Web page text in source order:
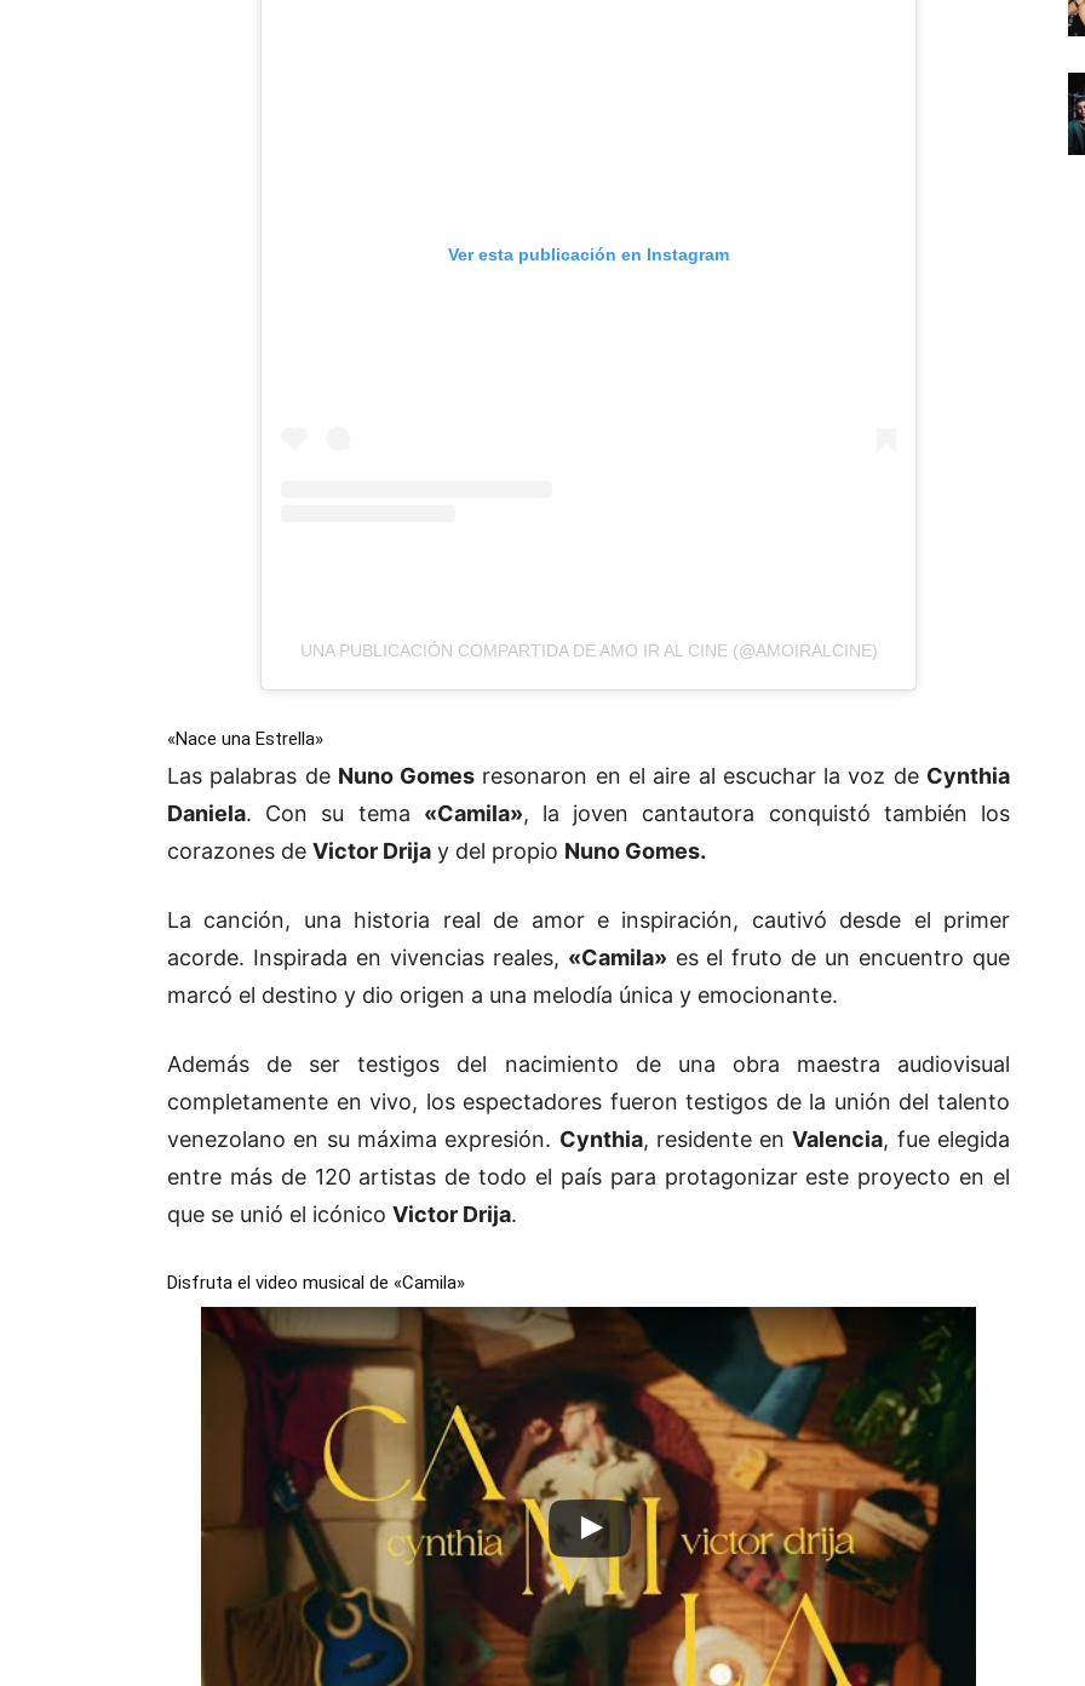
Ver esta publicación en Instagram
UNA PUBLICACIÓN COMPARTIDA DE AMO IR AL CINE (@AMOIRALCINE)
«Nace una Estrella»
Las palabras de Nuno Gomes resonaron en el aire al escuchar la voz de Cynthia
Daniela. Con su tema «Camila», la joven cantautora conquistó también los
corazones de Victor Drija y del propio Nuno Gomes.
La canción, una historia real de amor e inspiración, cautivó desde el primer
acorde. Inspirada en vivencias reales, «Camila»es el fruto de un encuentro que
marcó el destino y dio origen a una melodía única y emocionante.
Además de ser testigos del nacimiento de una obra maestra audiovisual
completamente en vivo, los espectadores fueron testigos de la unión del talento
venezolano en su máxima expresión. Cynthia, residente enValencia, fue elegida
entre más de 120 artistas de todo el país para protagonizar este proyecto en el
que se unió el icónico Victor Drija.
Disfruta el video musical de «Camila»